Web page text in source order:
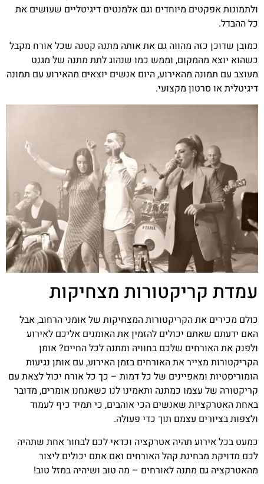
ולתמונות אפקטים מיוחדים וגם אלמנטים דיגיטליים שעושים את
כל ההבדל.
כמובן שדוכן כזה מהווה גם את אותה מתנה קטנה שכל אורח מקבל
כשהוא יוצא מהמקום, וממש כמו שנהוג לתת מתנה של מגנט
מעוצב עם תמונה מהאירוע, היום אנשים יוצאים מהאירוע עם תמונה
דיגיטלית או סרטון מקצועי.
עמדת קריקטורות מצחיקות
כולם מכירים את הקריקטורות המצחיקות של אומני הרחוב, אבל
האם ידעתם שאתם יכולים להזמין את האומנים אליכם לאירוע
ולפנק את האורחים שלכם בחוויה ומתנה לכל החיים? אומן
הקריקטורות מצייר את האורחים בזמן האירוע, עם אותן נגיעות
הומוריסטיות ומאפיינים של כל דמות – כך כל אורח יכול לצאת עם
קריקטורה של עצמו כמתנה ותאמינו לנו כשאנחנו אומרים, מדובר
באחת האטרקציות שאנשים הכי אוהבים, כי תמיד כיף לעמוד
ולצפות בציורים עצמם תוך כדי פעולה.
כמעט בכל אירוע תהיה אטרקציה וכדאי לכם לבחור אחת שתהיה
לכם מדויקת מבחינת קהל האורחים ואם אתם יכולים ליצור
מהאטרקציה גם מתנה לאורחים – מה טוב ושיהיה במזל טוב!